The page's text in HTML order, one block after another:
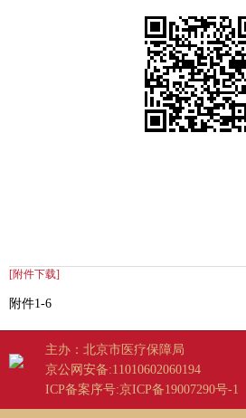
[附件下载]
附件1-6
主办：北京市医疗保障局
京公网安备:11010602060194
ICP备案序号:京ICP备19007290号-1